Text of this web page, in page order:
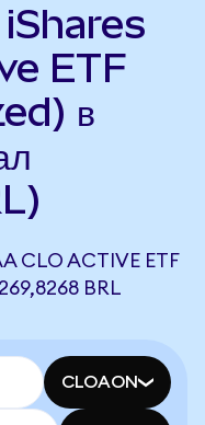
iShares
ETF
в
CLO ACTIVE ETF
BRL
CLOAON